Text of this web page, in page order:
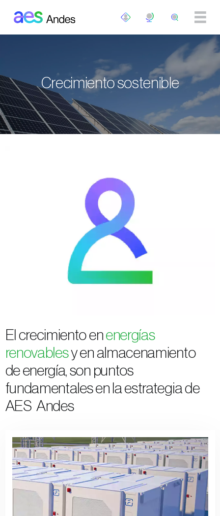
Crecimiento sostenible
El crecimiento enenergías
renovablesy en almacenamiento
de energía, son puntos
fundamentales en la estrategia de
AES Andes